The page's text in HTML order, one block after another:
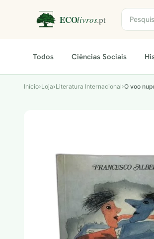
Todos Ciências Sociais
Início›Loja›Literatura Internacional›O voo